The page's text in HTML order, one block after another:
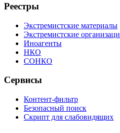
Реестры
Экстремистские материалы
Экстремистские
Иноагенты
НКО
СОНКО
Сервисы
Контент-фильтр
Безопасный поиск
Скрипт для слабовидящих